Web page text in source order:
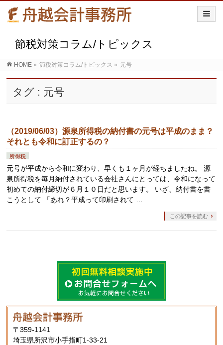
節税対策コラム/トピックス
HOME » 節税対策コラム/トピックス » 元号
タグ : 元号
（2019/06/03）源泉所得税の納付書の元号は平成のまま？
それとも令和に訂正するの？
所得税
元号が平成から令和に変わり、早くも１ヶ月が経ちましたね。 源
泉所得税を毎月納付されている会社さんにとっては、令和になって
初めての納付締切が６月１０日だと思います。 いざ、納付書を書
こうとして 「あれ？平成って印刷されて …
この記事を読む
〒359-1141
埼玉県所沢市小手指町1-33-21